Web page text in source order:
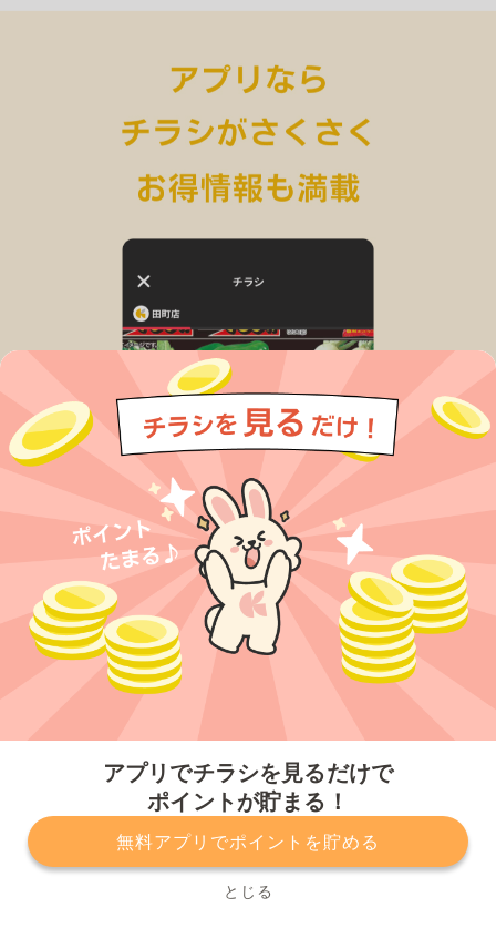
アプリでチラシを見るだけで
ポイントが貯まる！
無料アプリでポイントを貯める
とじる
プライバシーポリシー 利用規約
運営会社
サービスに関してのお問い合わせ